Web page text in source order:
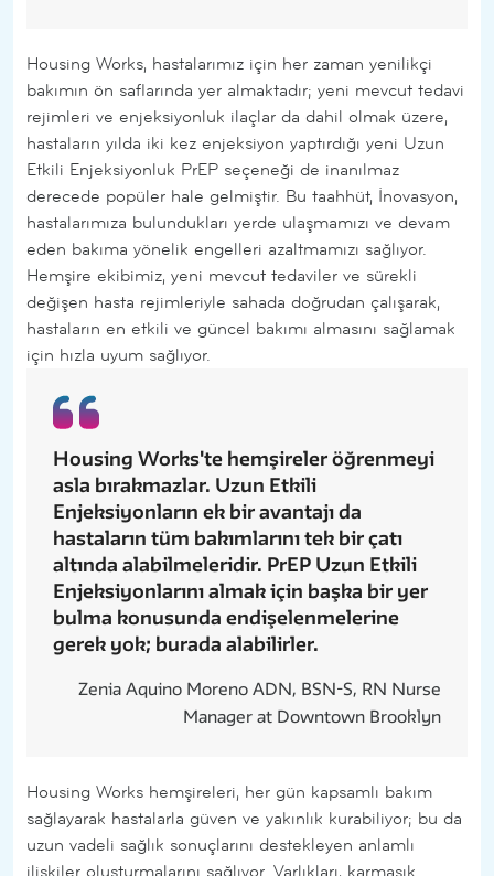
Housing Works, hastalarımız için her zaman yenilikçi
bakımın ön saflarında yer almaktadır; yeni mevcut tedavi
rejimleri ve enjeksiyonluk ilaçlar da dahil olmak üzere,
hastaların yılda iki kez enjeksiyon yaptırdığı yeni Uzun
Etkili Enjeksiyonluk PrEP seçeneği de inanılmaz
derecede popüler hale gelmiştir. Bu taahhüt, İnovasyon,
hastalarımıza bulundukları yerde ulaşmamızı ve devam
eden bakıma yönelik engelleri azaltmamızı sağlıyor.
Hemşire ekibimiz, yeni mevcut tedaviler ve sürekli
değişen hasta rejimleriyle sahada doğrudan çalışarak,
hastaların en etkili ve güncel bakımı almasını sağlamak
için hızla uyum sağlıyor.
Housing Works'te hemşireler öğrenmeyi
asla bırakmazlar. Uzun Etkili
Enjeksiyonların ek bir avantajı da
hastaların tüm bakımlarını tek bir çatı
altında alabilmeleridir. PrEP Uzun Etkili
Enjeksiyonlarını almak için başka bir yer
bulma konusunda endişelenmelerine
gerek yok; burada alabilirler.
Zenia Aquino Moreno ADN, BSN-S, RN Nurse
Manager at Downtown Brooklyn
Housing Works hemşireleri, her gün kapsamlı bakım
sağlayarak hastalarla güven ve yakınlık kurabiliyor; bu da
uzun vadeli sağlık sonuçlarını destekleyen anlamlı
ilişkiler oluşturmalarını sağlıyor. Varlıkları, karmaşık